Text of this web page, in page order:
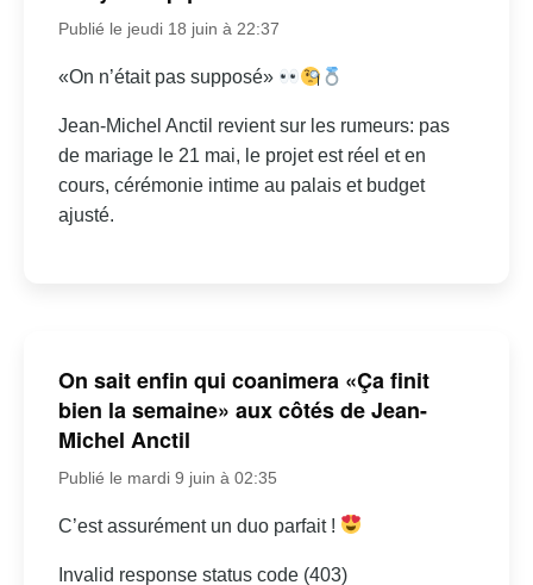
Publié le jeudi 18 juin à 22:37
«On n’était pas supposé»
Jean-Michel Anctil revient sur les rumeurs: pas
de mariage le 21 mai, le projet est réel et en
cours, cérémonie intime au palais et budget
ajusté.
On sait enfin qui coanimera «Ça finit
bien la semaine» aux côtés de Jean-
Michel Anctil
Publié le mardi 9 juin à 02:35
C’est assurément un duo parfait !
Invalid response status code (403)